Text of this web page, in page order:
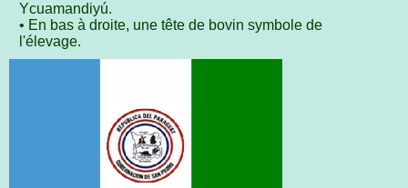
Ycuamandiyú.
• En bas à droite, une tête de bovin symbole de
l'élevage.